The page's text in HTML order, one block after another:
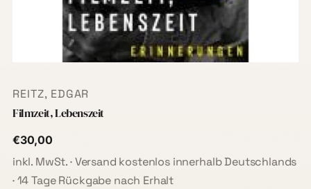
REITZ, EDGAR
Filmzeit, Lebenszeit
€30,00
inkl. MwSt. · Versand kostenlos innerhalb Deutschlands
· 14 Tage Rückgabe nach Erhalt